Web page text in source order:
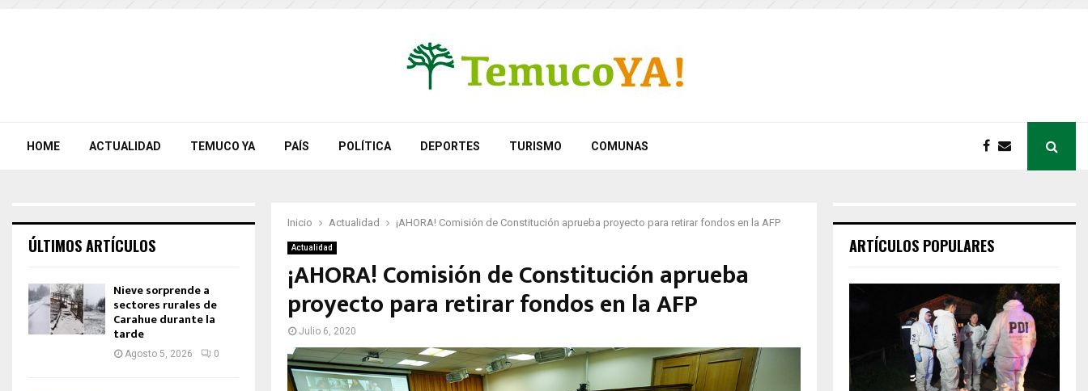
HOME ACTUALIDAD TEMUCO YA PAÍS POLÍTICA DEPORTES TURISMO COMUNAS
Inicio Actualidad ¡AHORA! Comisión de Constitución aprueba proyecto para retirar fondos en la AFP
Actualidad
¡AHORA! Comisión de Constitución aprueba
proyecto para retirar fondos en la AFP
Julio 6, 2020
ÚLTIMOS ARTÍCULOS
Nieve sorprende a
sectores rurales de
Carahue durante la
tarde
Agosto 5, 2026 0
ARTÍCULOS POPULARES